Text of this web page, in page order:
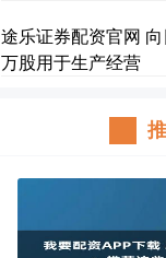
途乐证券配资官网
万股用于生产经营